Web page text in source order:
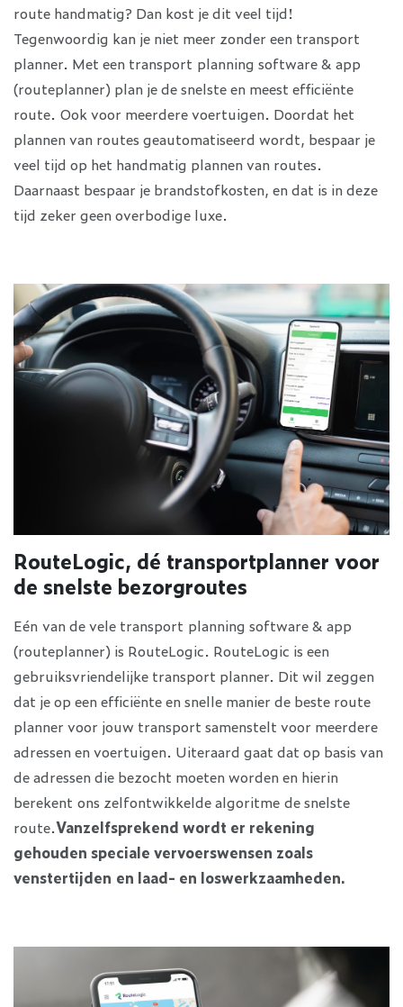
route handmatig? Dan kost je dit veel tijd!
Tegenwoordig kan je niet meer zonder een transport
planner. Met een transport planning software & app
(routeplanner) plan je de snelste en meest efficiënte
route. Ook voor meerdere voertuigen. Doordat het
plannen van routes geautomatiseerd wordt, bespaar je
veel tijd op het handmatig plannen van routes.
Daarnaast bespaar je brandstofkosten, en dat is in deze
tijd zeker geen overbodige luxe.
RouteLogic, dé transportplanner voor
de snelste bezorgroutes
Eén van de vele transport planning software & app
(routeplanner) is RouteLogic. RouteLogic is een
gebruiksvriendelijke transport planner. Dit wil zeggen
dat je op een efficiënte en snelle manier de beste route
planner voor jouw transport samenstelt voor meerdere
adressen en voertuigen. Uiteraard gaat dat op basis van
de adressen die bezocht moeten worden en hierin
berekent ons zelfontwikkelde algoritme de snelste
route.Vanzelfsprekend wordt er rekening
gehouden speciale vervoerswensen zoals
venstertijden en laad- en loswerkzaamheden.